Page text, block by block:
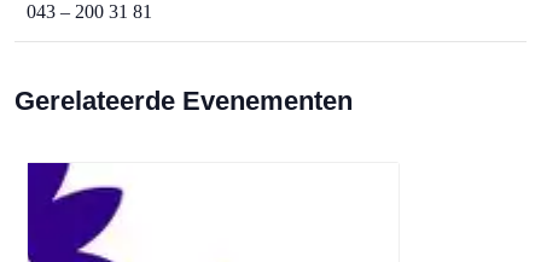
043 – 200 31 81
Gerelateerde Evenementen